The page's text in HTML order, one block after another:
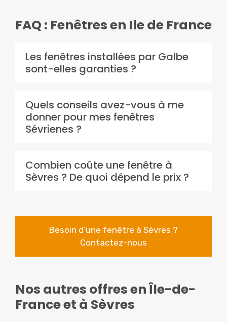
FAQ : Fenêtres en Ile de France
Les fenêtres installées par Galbe
sont-elles garanties ?
Quels conseils avez-vous à me
donner pour mes fenêtres
Sévrienes ?
Combien coûte une fenêtre à
Sèvres ? De quoi dépend le prix ?
Besoin d’une fenêtre à Sèvres ?
Contactez-nous
Nos autres offres en Île-de-
France et à Sèvres